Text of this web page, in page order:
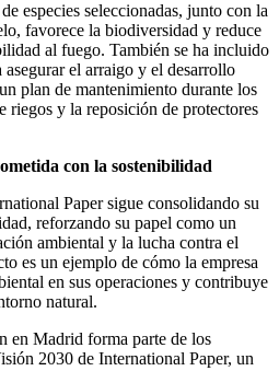
especies seleccionadas, junto con la
favorece la biodiversidad y reduce
al fuego. También se ha incluido
el arraigo y el desarrollo
plan de mantenimiento durante los
riegos y la reposición de protectores
con la sostenibilidad
Paper sigue consolidando su
reforzando su papel como un
ambiental y la lucha contra el
es un ejemplo de cómo la empresa
en sus operaciones y contribuye
natural.
en Madrid forma parte de los
2030 de International Paper, un